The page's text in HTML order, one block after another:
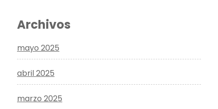
Archivos
mayo 2025
abril 2025
marzo 2025